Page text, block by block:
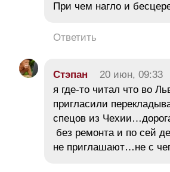
При чем нагло и
Ответить
Стэпан 20 июн, 09:33
я где-то читал что во
пригласили
спецов из
без ремонта и по сей
не приглашают…не с